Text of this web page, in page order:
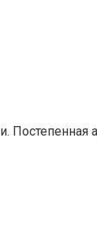
Постепенная